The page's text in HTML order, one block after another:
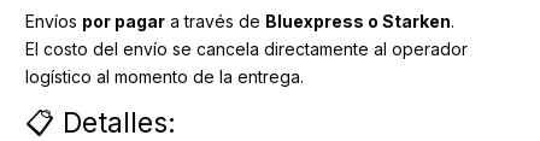
Envíos por pagar a través de Bluexpress o Starken.
El costo del envío se cancela directamente al operador
logístico al momento de la entrega.
📋 Detalles: